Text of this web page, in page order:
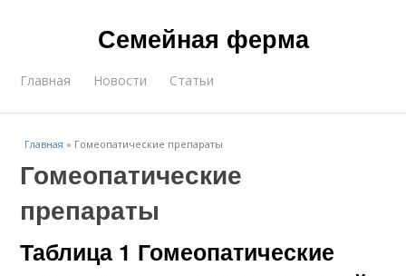
Семейная ферма
Главная Новости Статьи
Главная » Гомеопатические препараты
Гомеопатические
препараты
Таблица 1 Гомеопатические